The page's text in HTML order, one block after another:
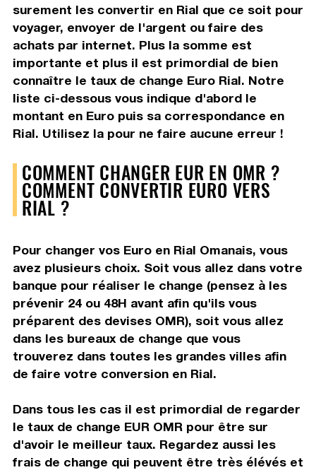
surement les convertir en Rial que ce soit pour
voyager, envoyer de l'argent ou faire des
achats par internet. Plus la somme est
importante et plus il est primordial de bien
connaître le taux de change Euro Rial. Notre
liste ci-dessous vous indique d'abord le
montant en Euro puis sa correspondance en
Rial. Utilisez la pour ne faire aucune erreur !
COMMENT CHANGER EUR EN OMR ?
COMMENT CONVERTIR EURO VERS
RIAL ?
Pour changer vos Euro en Rial Omanais, vous
avez plusieurs choix. Soit vous allez dans votre
banque pour réaliser le change (pensez à les
prévenir 24 ou 48H avant afin qu'ils vous
préparent des devises OMR), soit vous allez
dans les bureaux de change que vous
trouverez dans toutes les grandes villes afin
de faire votre conversion en Rial.
Dans tous les cas il est primordial de regarder
le taux de change EUR OMR pour être sur
d'avoir le meilleur taux. Regardez aussi les
frais de change qui peuvent être très élévés et